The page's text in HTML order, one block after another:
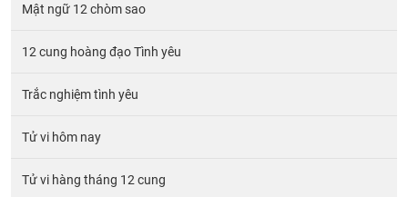
Mật ngữ 12 chòm sao
12 cung hoàng đạo Tình yêu
Trắc nghiệm tình yêu
Tử vi hôm nay
Tử vi hàng tháng 12 cung